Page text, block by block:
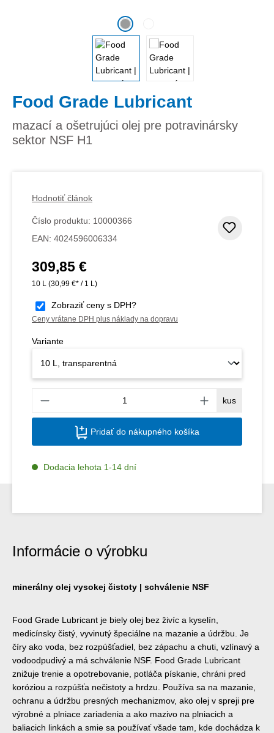
Food Grade Lubricant
mazací a ošetrujúci olej pre potravinársky
sektor NSF H1
Hodnotiť článok
Číslo produktu: 10000366
EAN: 4024596006334
Bežná cena:
309,85 €
10 L (30,99 €* / 1 L)
Zobraziť ceny s DPH?
Ceny vrátane DPH plus náklady na dopravu
Variante
kus
Pridať do nákupného košíka
Dodacia lehota 1-14 dní
Informácie o výrobku
minerálny olej vysokej čistoty | schválenie NSF
Food Grade Lubricant je biely olej bez živíc a kyselín,
medicínsky čistý, vyvinutý špeciálne na mazanie a údržbu. Je
číry ako voda, bez rozpúšťadiel, bez zápachu a chuti, vzlínavý a
vodoodpudivý a má schválenie NSF. Food Grade Lubricant
znižuje trenie a opotrebovanie, potláča pískanie, chráni pred
koróziou a rozpúšťa nečistoty a hrdzu. Používa sa na mazanie,
ochranu a údržbu presných mechanizmov, ako olej v spreji pre
výrobné a plniace zariadenia a ako mazivo na plniacich a
baliacich linkách a smie sa používať všade tam, kde dochádza k